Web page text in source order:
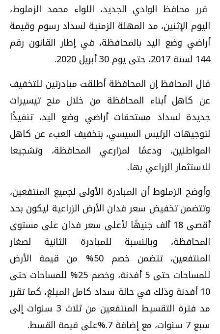
قرر محافظ الوادي الجديد، اللواء محمد الزملوط،
اليوم الإثنين، مد المهلة الزمنية لسداد رسوم وقيمة
أراضي وضع اليد بالمحافظة، في إطار القانون رقم
144 لسنة 2017، حتى يوم 30 أبريل 2020.
قال المحافظ إن المحافظة أطلقت مبادرتين للتخفيف
عن كاهل أبناء المحافظة من خلال منح تيسيرات
جديدة لسداد مستحقات أراضي وضع اليد، تنفيذًا
لتوجيهات الرئيس السيسي، بتخفيف العبء عن كاهل
المواطنين، ودعمًا لمزارعي المحافظة، وتشجيعا
للاستثمار الزراعي بها.
وأوضح الزملوط أن المبادرة الأولى لجميع المنتفعين،
وتتضمن تخفيض سعر فدان الأرض الزراعية ليكون بحد
أقصى 18 ألف جنيهًا لأعلى سعر فدان على مستوى
المحافظة، وبالنسبة للمبادرة الثانية لصغار
المنتفعين، تتضمن خصم 50% من قيمة الأرض
للمساحات حتى 5 أفدنة، وخصم 25% للمساحات حتى
10 أفدنة وذلك في حالة سداد كامل المبلغ، كما تقرر
مد فترة التقسيط المنتفعين من ثلاث 3 سنوات إلى
سبع 7 سنوات، مع إضافة 7.%على قيمة القسط.